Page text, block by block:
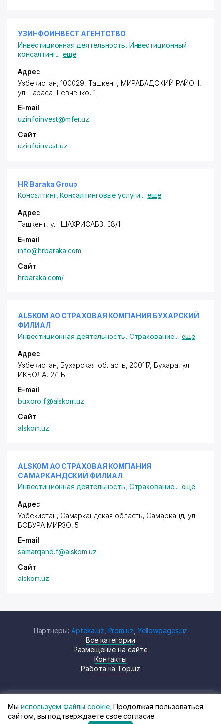
УЗИНФОИНВЕСТ АГЕНТСТВО
Инвестиционная деятельность Инвестиционный
консалтинг... ещё
Адрес
Узбекистан, 100029, Ташкент, МИРАБАДСКИЙ РАЙОН,
ул. Тараса Шевченко, 1
E-mail
uzinfoinvest@mfer.uz
Сайт
uzinfoinvest.uz
HR Baraka Group
Консалтинг,Консалтинговые услуги... ещё
Адрес
Ташкент, ул. ШАХРИСАБЗ, 38/1
E-mail
info@hrbaraka.com
Сайт
hrbaraka.com/
ALSKOM АО СТРАХОВАЯ КОМПАНИЯ БУХАРСКИЙ
ФИЛИАЛ
Инвестиционная деятельность Страхование... ещё
Адрес
Узбекистан, Бухарская область, 200117, Бухара, ул.
ИКБОЛА, 2/1 Б
E-mail
buxoro.f@alskom.uz
Сайт
alskom.uz
ALSKOM АО СТРАХОВАЯ КОМПАНИЯ
САМАРКАНДСКИЙ ФИЛИАЛ
Инвестиционная деятельность Страхование... ещё
Адрес
Узбекистан, Самаркандская область, Самарканд, ул.
БОБУРА МИРЗО, 5
E-mail
samarqand.f@alskom.uz
Сайт
alskom.uz
Партнеры: Apteka.uz Prom.uz ,Yellowpages.uz
Все категории
Размещение на сайте
Контакты
Работа на Top.uz
© Top.uz, 2024 Каталог компаний
Узбекистана
Политика
конфиденциальности
Мы используем Файлы cookie, Продолжая пользоваться
сайтом, вы подтверждаете свое согласие